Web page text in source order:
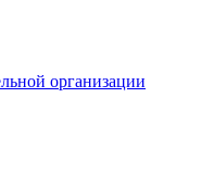
организации